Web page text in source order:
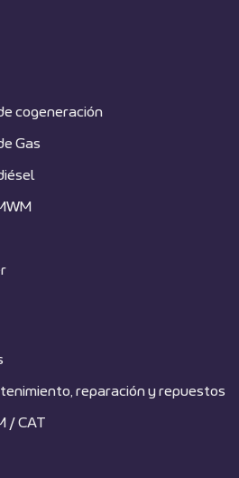
cogeneración
Gas
reparación y repuestos
/ CAT